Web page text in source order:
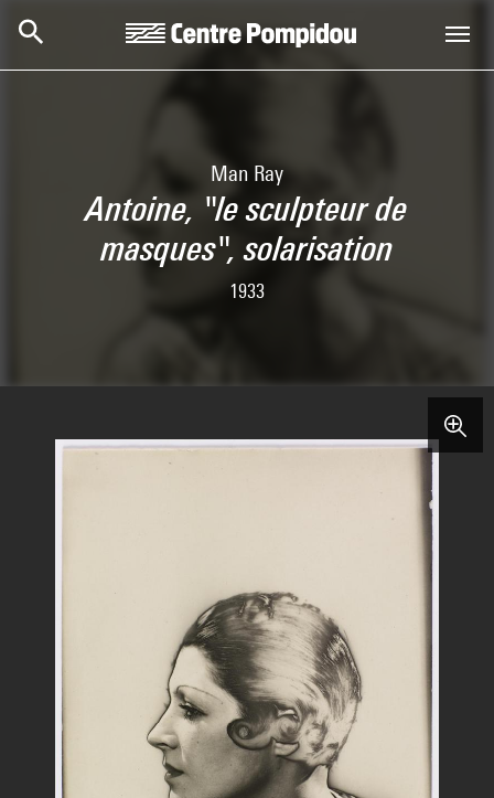
Man Ray
Antoine, "le sculpteur de
masques", solarisation
1933